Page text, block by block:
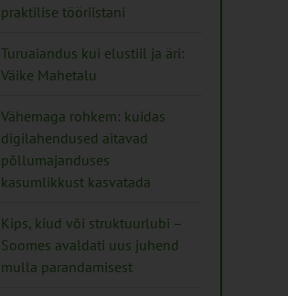
praktilise tööriistani
Turuaiandus kui elustiil ja äri:
Väike Mahetalu
Vähemaga rohkem: kuidas
digilahendused aitavad
põllumajanduses
kasumlikkust kasvatada
Kips, kiud või struktuurlubi –
Soomes avaldati uus juhend
mulla parandamisest